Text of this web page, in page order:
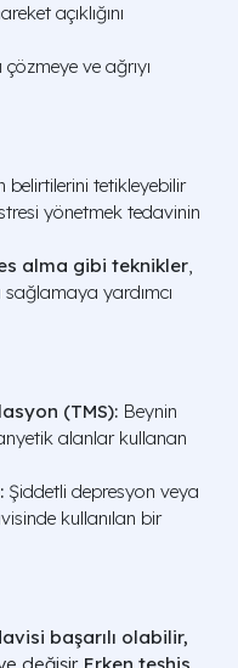
açıklığını
çözmeye ve ağrıyı
belirtilerini tetikleyebilir
yönetmek tedavinin
alma gibi teknikler,
yardımcı
(TMS): Beynin
alanlar kullanan
Şiddetli depresyon veya
kullanılan bir
başarılı olabilir,